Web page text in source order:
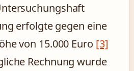
erfolgte gegen eine
von 15.000 Euro [3]
Rechnung wurde